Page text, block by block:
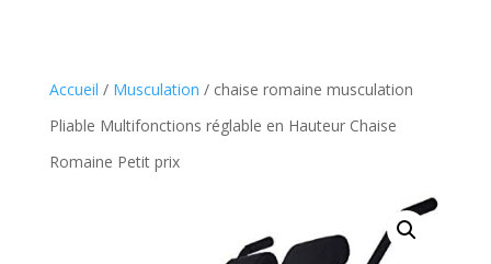
Accueil / Musculation / chaise romaine musculation
Pliable Multifonctions réglable en Hauteur Chaise
Romaine Petit prix